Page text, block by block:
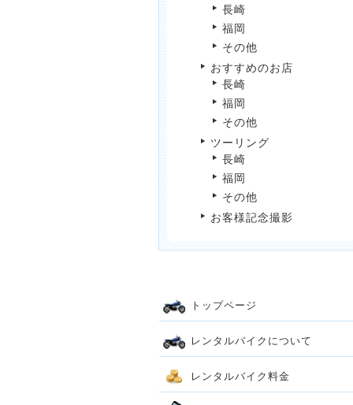
長崎
福岡
その他
おすすめのお店
長崎
福岡
その他
ツーリング
長崎
福岡
その他
お客様記念撮影
トップページ
レンタルバイクについて
レンタルバイク料金